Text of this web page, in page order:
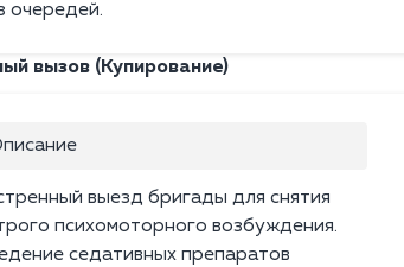
очередей.
вызов (Купирование)
выезд бригады для снятия
психомоторного возбуждения.
седативных препаратов